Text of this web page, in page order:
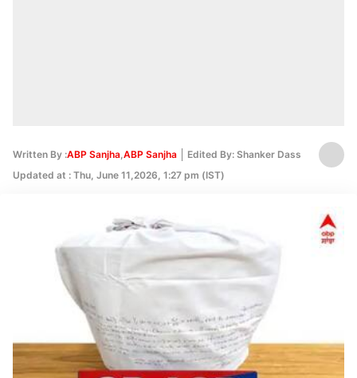
Written By :ABP Sanjha,ABP Sanjha
Edited By: Shanker Dass
Updated at : Thu, June 11,2026, 1:27 pm (IST)